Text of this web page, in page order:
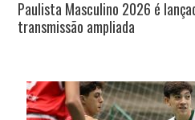
Paulista Masculino 2026 é
transmissão ampliada